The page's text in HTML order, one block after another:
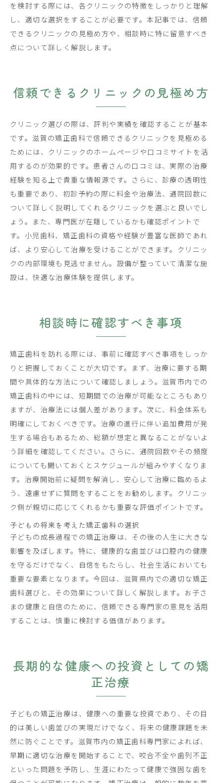
を検討する際には、各クリニックの特徴をしっかりと理解
し、適切な選択をすることが必要です。本記事では、信頼
できるクリニックの見極め方や、相談時に特に留意すべき
点について詳しく解説します。
信頼できるクリニックの見極め方
クリニック選びの際は、評判や実績を確認することが基本
です。滋賀の矯正歯科で信頼できるクリニックを見極める
ためには、クリニックのホームページや口コミサイトを活
用するのが効果的です。患者さんの口コミは、実際の治療
経験を知る上で貴重な情報源です。さらに、診療の透明性
も重要であり、初診予約の際に料金や治療法、通院回数に
ついて詳しく説明してくれるクリニックを選ぶと良いでし
ょう。また、専門医が在籍しているかも確認ポイントで
す。小児歯科、矯正歯科の資格や経験が豊富な医師であれ
ば、より安心して治療を受けることができます。クリニッ
クの内部環境も見逃せません。設備が整っていて清潔な施
設は、快適な治療体験を提供します。
相談時に確認すべき事項
矯正歯科を訪れる際には、事前に確認すべき事項をしっか
りと把握しておくことが大切です。まず、治療に要する期
間や具体的な方法について確認しましょう。滋賀市内での
矯正歯科の中には、短期間での治療が可能なところもあり
ますが、治療法には個人差があります。次に、料金体系も
明確にしておくべきです。治療の進行に伴い追加費用が発
生する場合もあるため、総額が想定と異なることがないよ
う詳細を確認してください。さらに、通院回数やその頻度
についても聞いておくとスケジュールが組みやすくなりま
す。治療開始前に疑問を解消し、安心して治療に臨めるよ
う、遠慮せずに質問をすることをお勧めします。クリニッ
ク側が親切に応じてくれるかも重要な評価ポイントです。
子どもの将来を考えた矯正歯科の選択
子どもの成長過程での矯正治療は、その後の人生に大きな
影響を及ぼします。特に、健康的な歯並びは口腔内の健康
を守るだけでなく、自信をもたらし、社会生活においても
重要な要素となります。今回は、滋賀県内での適切な矯正
歯科選びと、その効果について詳しく解説します。お子さ
まの健康と自信のために、信頼できる専門家の意見を活用
することは、慎重に検討する価値があります。
長期的な健康への投資としての矯
正治療
子どもの矯正治療は、健康への重要な投資であり、その目
的は美しい歯並びの実現だけでなく、将来の健康課題を未
然に防ぐことです。滋賀市内の矯正歯科専門家によれば、
早期に適切な治療を開始することで、咬合不全や歯列不正
といった問題を予防し、生涯にわたって健康で強固な歯を